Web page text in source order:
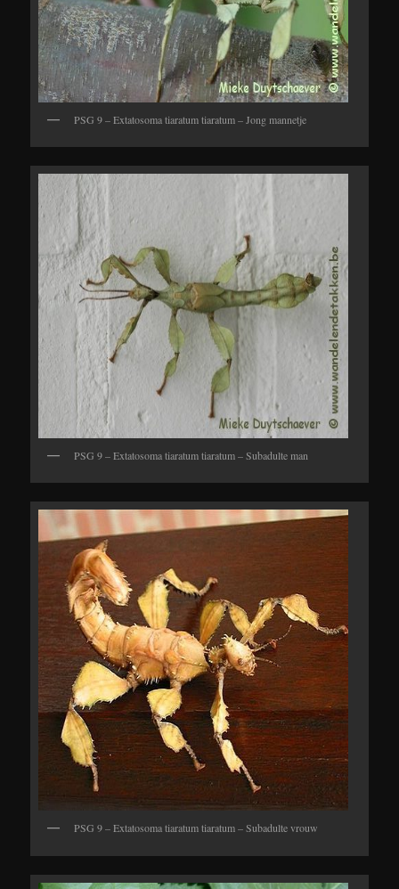
PSG 9 – Extatosoma tiaratum tiaratum – Jong mannetje
PSG 9 – Extatosoma tiaratum tiaratum – Subadulte man
PSG 9 – Extatosoma tiaratum tiaratum – Subadulte vrouw